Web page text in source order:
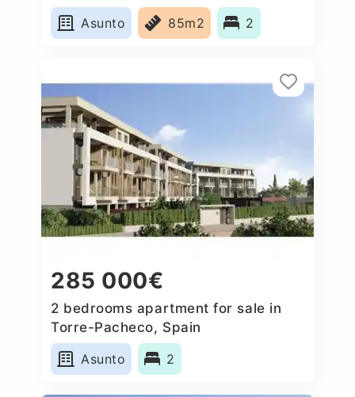
Asunto
85m2 2
285 000€
2 bedrooms apartment for sale in
Torre-Pacheco, Spain
Asunto
2